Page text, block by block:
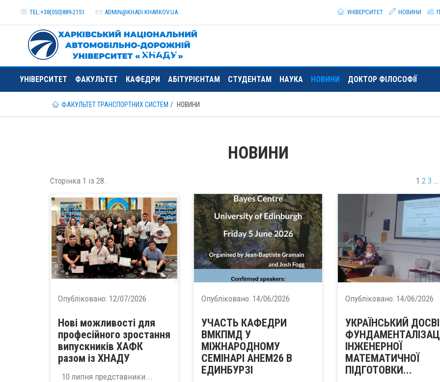
TEL:+38(050)889-2151 ADMIN@KHADI.KHARKOV.UA УНІВЕРСИТЕТ НОВИНИ
УНІВЕРСИТЕТ ФАКУЛЬТЕТ КАФЕДРИ АБІТУРІЄНТАМ СТУДЕНТАМ НАУКА НОВИНИ ДОКТОР ФІЛОСОФІЇ
ФАКУЛЬТЕТ ТРАНСПОРТНИХ СИСТЕМ НОВИНИ
НОВИНИ
Сторінка 1 із 28. 1 2 3 …
Опубліковано: 12/07/2026
Нові можливості для
професійного зростання
випускників ХАФК
разом із ХНАДУ
10 липня представники...
Опубліковано: 14/06/2026
УЧАСТЬ КАФЕДРИ
ВМКПМД У
МІЖНАРОДНОМУ
СЕМІНАРІ AHEM26 В
ЕДИНБУРЗІ
Опубліковано: 14/06/2026
УКРАЇНСЬКИЙ
ІНЖЕНЕРНОЇ
МАТЕМАТИЧНОЇ
ПІДГОТОВКИ...